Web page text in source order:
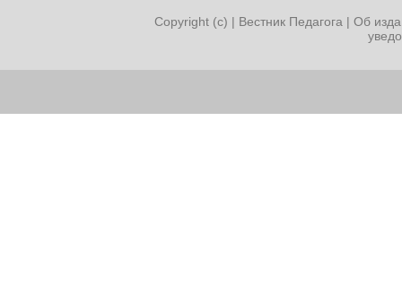
Copyright (c) | Вестник Педагога | Об